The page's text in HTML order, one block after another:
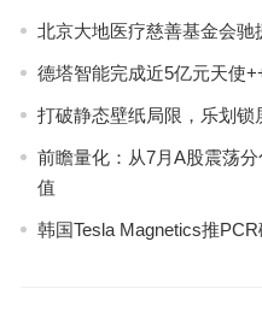
北京大地医疗慈善基金会驰
德塔智能完成近5亿元天使
打破静态壁纸局限，乐划
前瞻量化：从7月A股震荡
值
韩国Tesla Magnetics推